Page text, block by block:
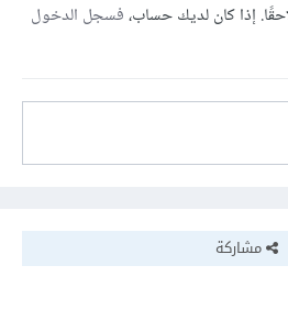
إذا كان لديك حساب،فسجل الدخول
مشاركة